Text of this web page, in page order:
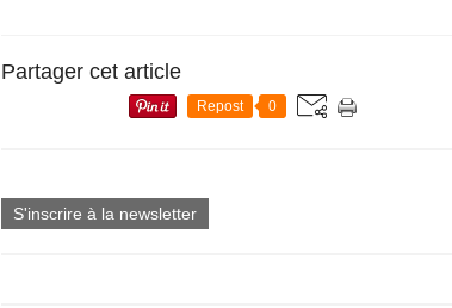
Partager cet article
Repost 0
S'inscrire à la newsletter